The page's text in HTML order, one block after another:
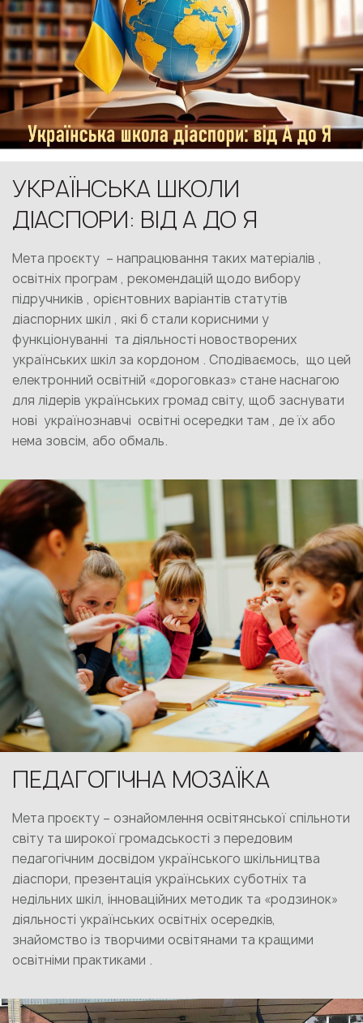
УКРАЇНСЬКА ШКОЛИ
ДІАСПОРИ: ВІД А ДО Я
Мета проєкту – напрацювання таких матеріалів ,
освітніх програм , рекомендацій щодо вибору
підручників , орієнтовних варіантів статутів
діаспорних шкіл , які б стали корисними у
функціонуванні та діяльності новостворених
українських шкіл за кордоном . Сподіваємось, що цей
електронний освітній «дороговказ» стане наснагою
для лідерів українських громад світу, щоб заснувати
нові українознавчі освітні осередки там , де їх або
нема зовсім, або обмаль.
ПЕДАГОГІЧНА МОЗАЇКА
Мета проєктy – ознайомлення освітянської спільноти
світу та широкої громадськості з передовим
педагогічним досвідом українського шкільництва
діаспори, презентація українських суботніх та
недільних шкіл, інноваційних методик та «родзинок»
діяльності українських освітніх осередків,
знайомство із творчими освітянами та кращими
освітніми практиками .